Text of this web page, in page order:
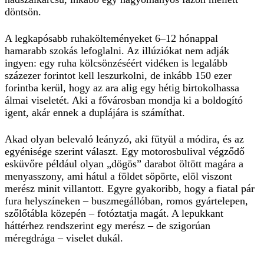
döntsön.
A legkapósabb ruhakölteményeket 6–12 hónappal
hamarabb szokás lefoglalni. Az illúziókat nem adják
ingyen: egy ruha kölcsönzéséért vidéken is legalább
százezer forintot kell leszurkolni, de inkább 150 ezer
forintba kerül, hogy az ara alig egy hétig birtokolhassa
álmai viseletét. Aki a fővárosban mondja ki a boldogító
igent, akár ennek a duplájára is számíthat.
Akad olyan belevaló leányzó, aki fütyül a módira, és az
egyénisége szerint választ. Egy motorosbulival végződő
esküvőre például olyan „dögös” darabot öltött magára a
menyasszony, ami hátul a földet söpörte, elöl viszont
merész minit villantott. Egyre gyakoribb, hogy a fiatal pár
fura helyszíneken – buszmegállóban, romos gyártelepen,
szőlőtábla közepén – fotóztatja magát. A lepukkant
háttérhez rendszerint egy merész – de szigorúan
méregdrága – viselet dukál.